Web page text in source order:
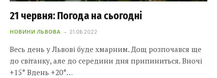
21 червня: Погода на сьогодні
НОВИНИ ЛЬВОВА 21.06.2022
Весь день у Львові буде хмарним. Дощ розпочався ще
до світанку, але до середини дня припиниться. Вночі
+15° Вдень +20°…